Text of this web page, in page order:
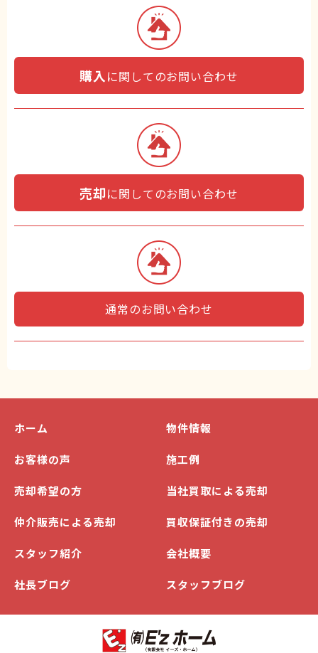
購入 に関してのお問い合わせ
売却に関してのお問い合わせ
通常のお問い合わせ
ホーム 物件情報
お客様の声 施工例
売却希望の方 当社買取による売却
仲介販売による売却 買収保証付きの売却
スタッフ紹介 会社概要
社長ブログ スタッフブログ